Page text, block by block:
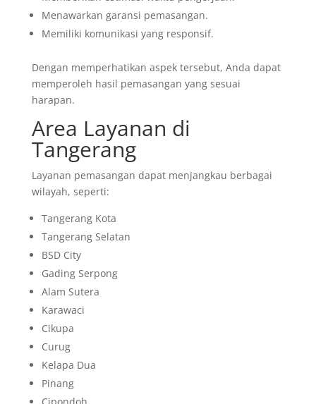
Menawarkan garansi pemasangan.
Memiliki komunikasi yang responsif.
Dengan memperhatikan aspek tersebut, Anda dapat
memperoleh hasil pemasangan yang sesuai
harapan.
Area Layanan di
Tangerang
Layanan pemasangan dapat menjangkau berbagai
wilayah, seperti:
Tangerang Kota
Tangerang Selatan
BSD City
Gading Serpong
Alam Sutera
Karawaci
Cikupa
Curug
Kelapa Dua
Pinang